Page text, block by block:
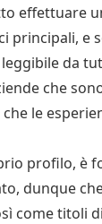
effettuare
principali, e
da
che
le
profilo, è
dunque
come titoli